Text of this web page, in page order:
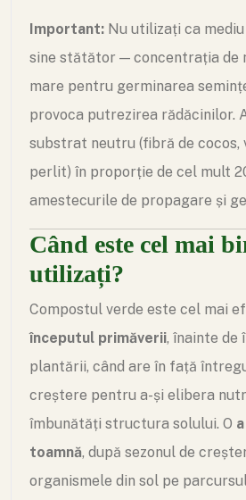
Important: Nu utilizați ca
sine stătător — concentrația de
mare pentru germinarea
provoca putrezirea rădăcinilor.
substrat neutru (fibră de cocos,
perlit) în proporție de cel mult
amestecurile de propagare și
Când este cel mai
utilizați?
Compostul verde este cel mai
începutul primăverii, înainte de
plantării, când are în față
creștere pentru a-și elibera
îmbunătăți structura solului. O
toamnă, după sezonul de
organismele din sol pe